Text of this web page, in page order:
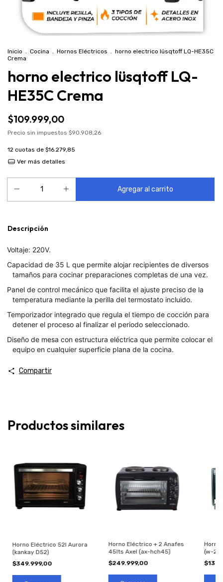
Inicio . Cocina . Hornos Eléctricos . horno electrico lüsqtoff LQ-HE35C
Crema
horno electrico lüsqtoff LQ-
HE35C Crema
$109.999,00
Precio sin impuestos $90.908,26
12 cuotas de $16.279,85
Ver más detalles
Descripción
Voltaje: 220V.
Capacidad de 35 L que permite alojar recipientes de diversos
tamaños para cocinar preparaciones completas de una vez.
Panel de control mecánico que facilita el ajuste preciso de la
temperatura mediante la perilla del termostato incluido.
Temporizador integrado que regula el tiempo de cocción para
detener el proceso al finalizar el periodo seleccionado.
Diseño de mesa con estructura eléctrica que permite colocar el
equipo en cualquier superficie plana de la cocina.
Compartir
Productos similares
Horno Eléctrico 52l Aurora
(kankay D52)
$349.999,00
Horno Eléctrico + 2 Anafes
45lts Axel (ax-hch45)
$249.999,00
Horno
(w-23)